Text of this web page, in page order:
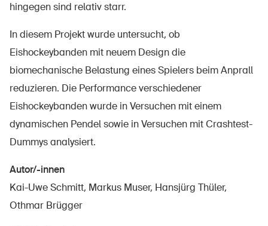
hingegen sind relativ starr.
In diesem Projekt wurde untersucht, ob
Eishockeybanden mit neuem Design die
biomechanische Belastung eines Spielers beim Anprall
reduzieren. Die Performance verschiedener
Eishockeybanden wurde in Versuchen mit einem
dynamischen Pendel sowie in Versuchen mit Crashtest-
Dummys analysiert.
Autor/-innen
Kai-Uwe Schmitt, Markus Muser, Hansjürg Thüler,
Othmar Brügger